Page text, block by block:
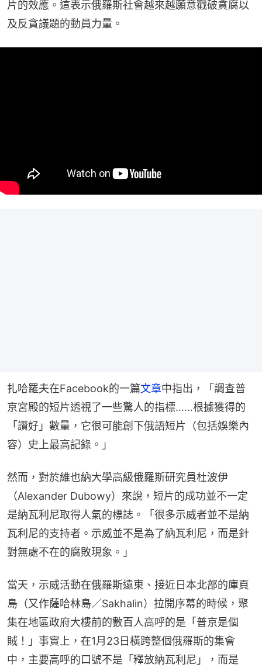
片的效應。這表示俄羅斯社會越來越願意戳破貪腐以
及反貪議題的動員力量。
扎哈羅夫在Facebook的一篇文章中指出，「調查普
京宮殿的短片透視了一些驚人的指標……根據獲得的
「讚好」數量，它很可能創下俄語短片（包括娛樂內
容）史上最高記錄。」
然而，對於維也納大學高級俄羅斯研究員杜波伊
（Alexander Dubowy）來說，短片的成功並不一定
是納瓦利尼取得人氣的標誌。「很多示威者並不是納
瓦利尼的支持者。示威並不是為了納瓦利尼，而是針
對無處不在的腐敗現象。」
當天，示威活動在俄羅斯遠東、接近日本北部的庫頁
島（又作薩哈林島／Sakhalin）拉開序幕的時候，聚
集在地區政府大樓前的數百人高呼的是「普京是個
賊！」事實上，在1月23日橫跨整個俄羅斯的集會
中，主要高呼的口號不是「釋放納瓦利尼」，而是